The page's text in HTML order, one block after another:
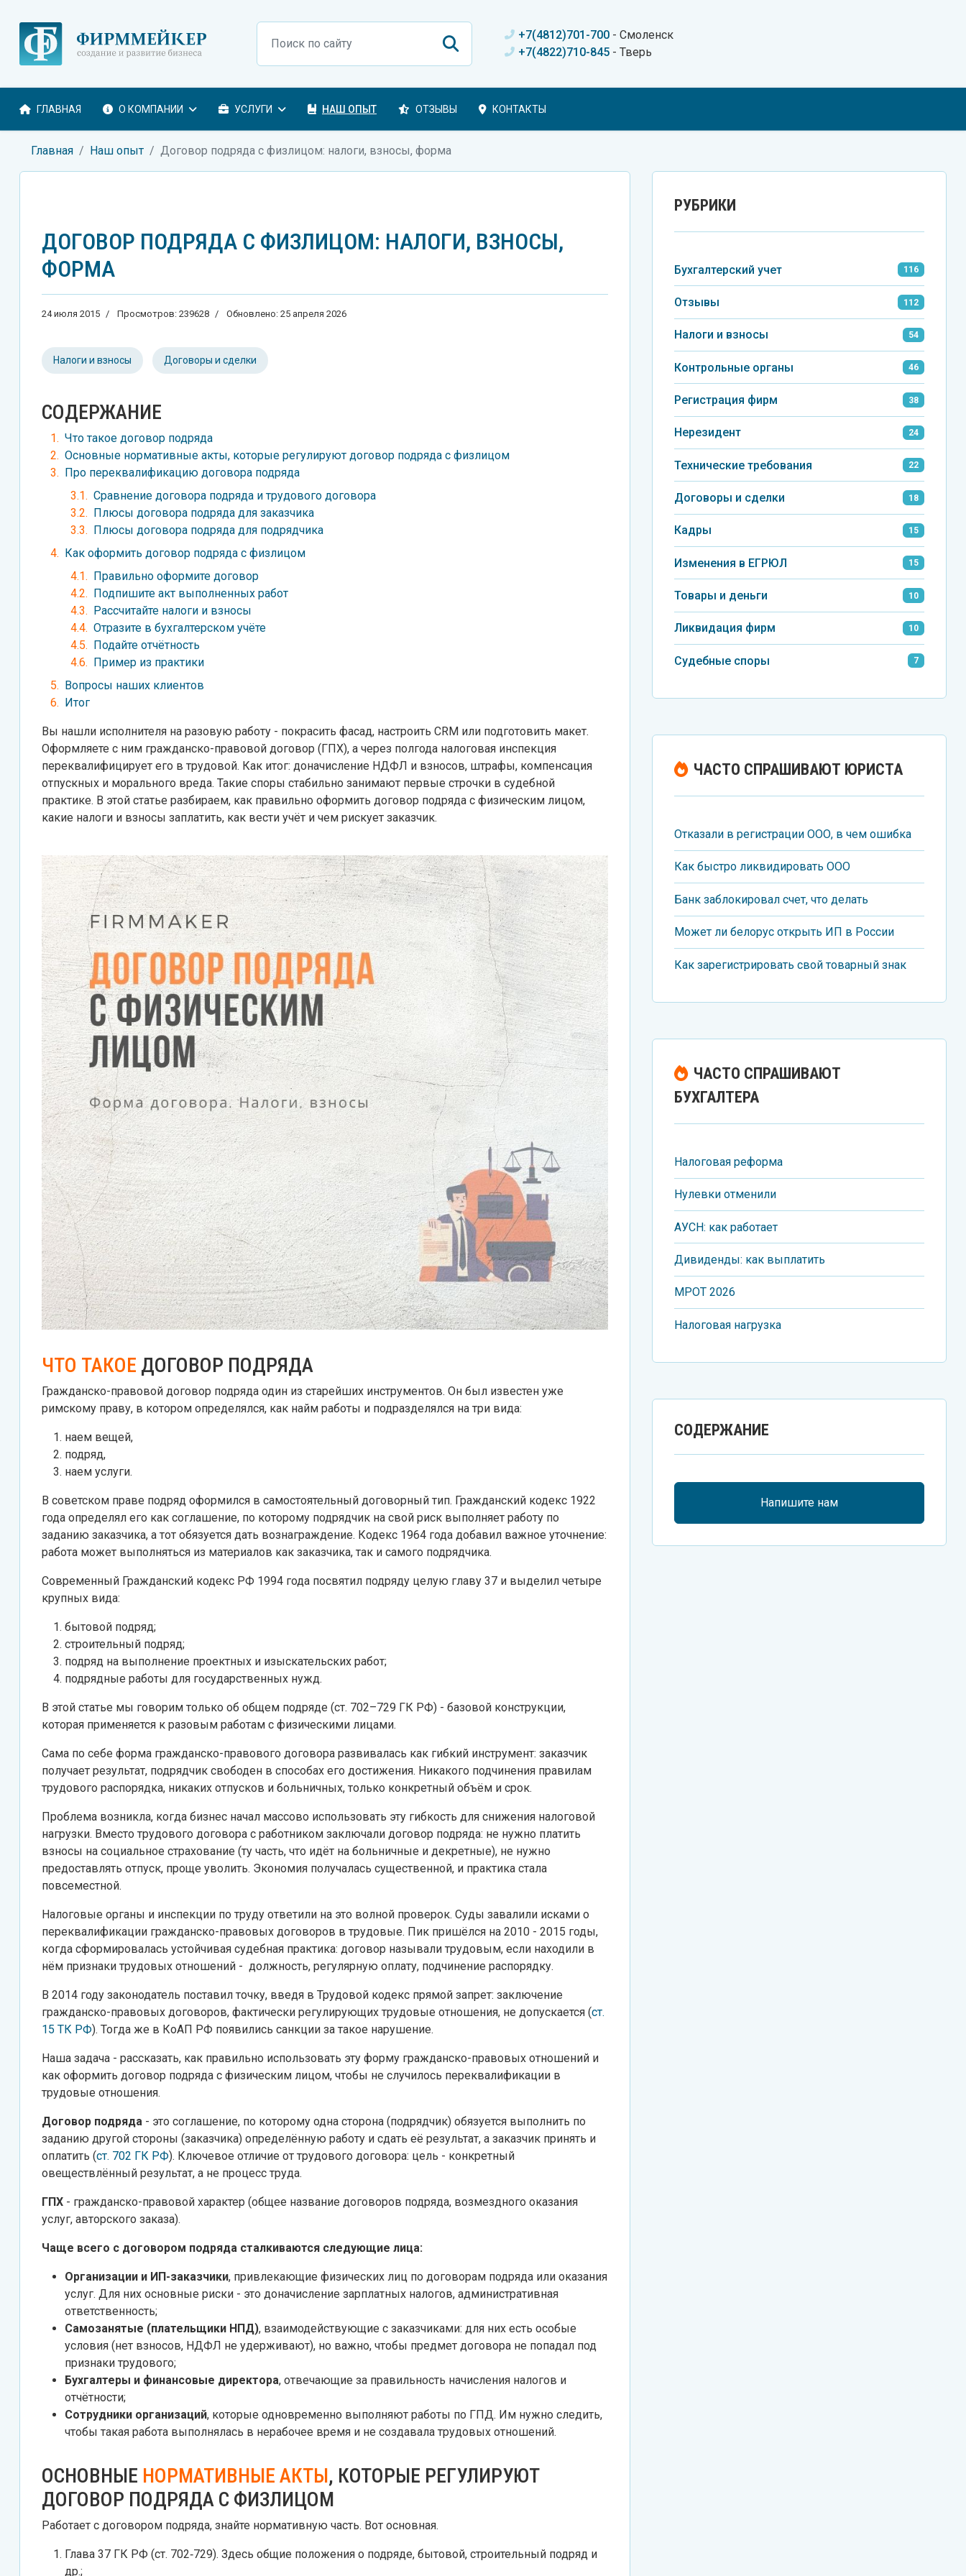
Поиск +7(4812)701-700 - Смоленск
+7(4822)710-845 - Тверь
ГЛАВНАЯ О КОМПАНИИ УСЛУГИ НАШ ОПЫТ ОТЗЫВЫ КОНТАКТЫ
Главная Наш опыт Договор подряда с физлицом: налоги, взносы, форма
ДОГОВОР ПОДРЯДА С ФИЗЛИЦОМ: НАЛОГИ, ВЗНОСЫ,
ФОРМА
24 июля 2015 Просмотров: 239628 Обновлено: 25 апреля 2026
Налоги и взносы Договоры и сделки
СОДЕРЖАНИЕ
Что такое договор подряда
Основные нормативные акты, которые регулируют договор подряда с физлицом
Про переквалификацию договора подряда
Сравнение договора подряда и трудового договора
Плюсы договора подряда для заказчика
Плюсы договора подряда для подрядчика
Как оформить договор подряда с физлицом
Правильно оформите договор
Подпишите акт выполненных работ
Рассчитайте налоги и взносы
Отразите в бухгалтерском учёте
Подайте отчётность
Пример из практики
Вопросы наших клиентов
Итог
Вы нашли исполнителя на разовую работу - покрасить фасад, настроить CRM или подготовить макет.
Оформляете с ним гражданско-правовой договор (ГПХ), а через полгода налоговая инспекция
переквалифицирует его в трудовой. Как итог: доначисление НДФЛ и взносов, штрафы, компенсация
отпускных и морального вреда. Такие споры стабильно занимают первые строчки в судебной
практике. В этой статье разбираем, как правильно оформить договор подряда с физическим лицом,
какие налоги и взносы заплатить, как вести учёт и чем рискует заказчик.
ЧТО ТАКОЕ ДОГОВОР ПОДРЯДА
Гражданско-правовой договор подряда один из старейших инструментов. Он был известен уже
римскому праву, в котором определялся, как найм работы и подразделялся на три вида:
наем вещей,
подряд,
наем услуги.
В советском праве подряд оформился в самостоятельный договорный тип. Гражданский кодекс 1922
года определял его как соглашение, по которому подрядчик на свой риск выполняет работу по
заданию заказчика, а тот обязуется дать вознаграждение. Кодекс 1964 года добавил важное уточнение:
работа может выполняться из материалов как заказчика, так и самого подрядчика.
Современный Гражданский кодекс РФ 1994 года посвятил подряду целую главу 37 и выделил четыре
крупных вида:
бытовой подряд;
строительный подряд;
подряд на выполнение проектных и изыскательских работ;
подрядные работы для государственных нужд.
В этой статье мы говорим только об общем подряде (ст. 702–729 ГК РФ) - базовой конструкции,
которая применяется к разовым работам с физическими лицами.
Сама по себе форма гражданско-правового договора развивалась как гибкий инструмент: заказчик
получает результат, подрядчик свободен в способах его достижения. Никакого подчинения правилам
трудового распорядка, никаких отпусков и больничных, только конкретный объём и срок.
Проблема возникла, когда бизнес начал массово использовать эту гибкость для снижения налоговой
нагрузки. Вместо трудового договора с работником заключали договор подряда: не нужно платить
взносы на социальное страхование (ту часть, что идёт на больничные и декретные), не нужно
предоставлять отпуск, проще уволить. Экономия получалась существенной, и практика стала
повсеместной.
Налоговые органы и инспекции по труду ответили на это волной проверок. Суды завалили исками о
переквалификации гражданско-правовых договоров в трудовые. Пик пришёлся на 2010 - 2015 годы,
когда сформировалась устойчивая судебная практика: договор называли трудовым, если находили в
нём признаки трудовых отношений - должность, регулярную оплату, подчинение распорядку.
В 2014 году законодатель поставил точку, введя в Трудовой кодекс прямой запрет: заключение
гражданско-правовых договоров, фактически регулирующих трудовые отношения, не допускается (ст.
15 ТК РФ). Тогда же в КоАП РФ появились санкции за такое нарушение.
Наша задача - рассказать, как правильно использовать эту форму гражданско-правовых отношений и
как оформить договор подряда с физическим лицом, чтобы не случилось переквалификации в
трудовые отношения.
Договор подряда - это соглашение, по которому одна сторона (подрядчик) обязуется выполнить по
заданию другой стороны (заказчика) определённую работу и сдать её результат, а заказчик принять и
оплатить (ст. 702 ГК РФ). Ключевое отличие от трудового договора: цель - конкретный
овеществлённый результат, а не процесс труда.
ГПХ - гражданско-правовой характер (общее название договоров подряда, возмездного оказания
услуг, авторского заказа).
Чаще всего с договором подряда сталкиваются следующие лица:
Организации и ИП-заказчики, привлекающие физических лиц по договорам подряда или оказания
услуг. Для них основные риски - это доначисление зарплатных налогов, административная
ответственность;
Самозанятые (плательщики НПД), взаимодействующие с заказчиками: для них есть особые
условия (нет взносов, НДФЛ не удерживают), но важно, чтобы предмет договора не попадал под
признаки трудового;
Бухгалтеры и финансовые директора, отвечающие за правильность начисления налогов и
отчётности;
Сотрудники организаций, которые одновременно выполняют работы по ГПД. Им нужно следить,
чтобы такая работа выполнялась в нерабочее время и не создавала трудовых отношений.
ОСНОВНЫЕ НОРМАТИВНЫЕ АКТЫ, КОТОРЫЕ РЕГУЛИРУЮТ
ДОГОВОР ПОДРЯДА С ФИЗЛИЦОМ
Работает с договором подряда, знайте нормативную часть. Вот основная.
Глава 37 ГК РФ (ст. 702‑729). Здесь общие положения о подряде, бытовой, строительный подряд и
др.;
РУБРИКИ
Бухгалтерский учет 116
Отзывы 112
Налоги и взносы 54
Контрольные органы 46
Регистрация фирм 38
Нерезидент 24
Технические требования 22
Договоры и сделки 18
Кадры 15
Изменения в ЕГРЮЛ 15
Товары и деньги 10
Ликвидация фирм 10
Судебные споры 7
ЧАСТО СПРАШИВАЮТ ЮРИСТА
Отказали в регистрации ООО, в чем ошибка
Как быстро ликвидировать ООО
Банк заблокировал счет, что делать
Может ли белорус открыть ИП в России
Как зарегистрировать свой товарный знак
ЧАСТО СПРАШИВАЮТ
БУХГАЛТЕРА
Налоговая реформа
Нулевки отменили
АУСН: как работает
Дивиденды: как выплатить
МРОT 2026
Налоговая нагрузка
СОДЕРЖАНИЕ
Напишите нам